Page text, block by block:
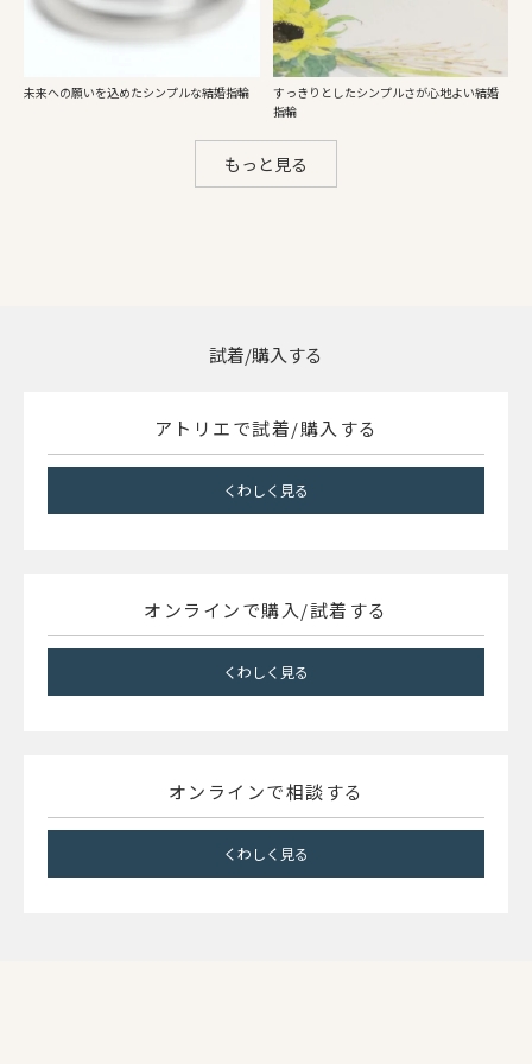
未来への願いを込めたシンプルな結婚指輪
すっきりとしたシンプルさが心地よい結婚
指輪
もっと見る
試着/購入する
アトリエで試着/購入する
くわしく見る
オンラインで購入/試着する
くわしく見る
オンラインで相談する
くわしく見る